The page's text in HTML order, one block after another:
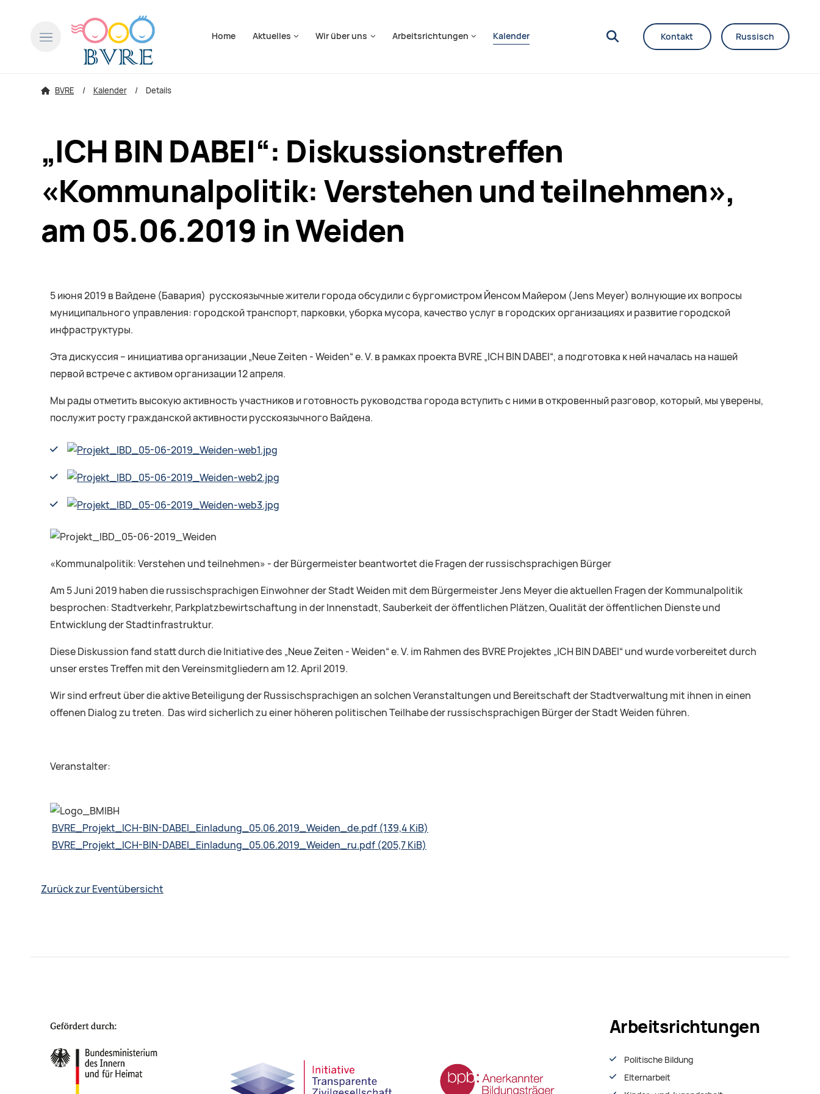
Home
Aktuelles Wir über uns Arbeitsrichtungen Kalender Kontakt Russisch
BVRE Kalender Details
„ICH BIN DABEI“: Diskussionstreffen
«Kommunalpolitik: Verstehen und teilnehmen»,
am 05.06.2019 in Weiden
5 июня 2019 в Вайдене (Бавария) русскоязычные жители города обсудили с бургомистром Йенсом Майером (Jens Meyer) волнующие их вопросы
муниципального управления: городской транспорт, парковки, уборка мусора, качество услуг в городских организациях и развитие городской
инфраструктуры.
Эта дискуссия – инициатива организации „Neue Zeiten - Weiden“ e. V. в рамках проекта BVRE „ICH BIN DABEI“, а подготовка к ней началась на нашей
первой встрече с активом организации 12 апреля.
Мы рады отметить высокую активность участников и готовность руководства города вступить с ними в откровенный разговор, который, мы уверены,
послужит росту гражданской активности русскоязычного Вайдена.
«Kommunalpolitik: Verstehen und teilnehmen» - der Bürgermeister beantwortet die Fragen der russischsprachigen Bürger
Am 5 Juni 2019 haben die russischsprachigen Einwohner der Stadt Weiden mit dem Bürgermeister Jens Meyer die aktuellen Fragen der Kommunalpolitik
besprochen: Stadtverkehr, Parkplatzbewirtschaftung in der Innenstadt, Sauberkeit der öffentlichen Plätzen, Qualität der öffentlichen Dienste und
Entwicklung der Stadtinfrastruktur.
Diese Diskussion fand statt durch die Initiative des „Neue Zeiten - Weiden“ e. V. im Rahmen des BVRE Projektes „ICH BIN DABEI“ und wurde vorbereitet durch
unser erstes Treffen mit den Vereinsmitgliedern am 12. April 2019.
Wir sind erfreut über die aktive Beteiligung der Russischsprachigen an solchen Veranstaltungen und Bereitschaft der Stadtverwaltung mit ihnen in einen
offenen Dialog zu treten. Das wird sicherlich zu einer höheren politischen Teilhabe der russischsprachigen Bürger der Stadt Weiden führen.
Veranstalter:
BVRE_Projekt_ICH-BIN-DABEI_Einladung_05.06.2019_Weiden_de.pdf (139,4 KiB)
BVRE_Projekt_ICH-BIN-DABEI_Einladung_05.06.2019_Weiden_ru.pdf (205,7 KiB)
Zurück zur Eventübersicht
Arbeitsrichtungen
Politische Bildung
Elternarbeit